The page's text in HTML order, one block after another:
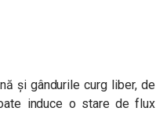
și gândurile curg liber, de
induce o stare de flux